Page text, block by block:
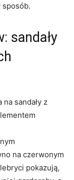
sposób.
sandały
sandały z
na czerwonym
pokazują,